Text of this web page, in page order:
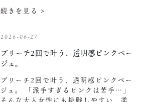
続きを見る >
2026-06-27
ブリーチ2回で叶う、透明感ピンクベー
ジュ。
ブリーチ2回で叶う、透明感ピンクベー
ジュ。 「派手すぎるピンクは苦手…」
そんな大人女性にも挑戦しやすい、柔